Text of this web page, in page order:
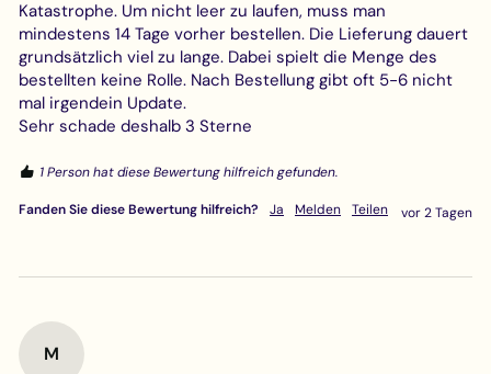
Katastrophe. Um nicht leer zu laufen, muss man
mindestens 14 Tage vorher bestellen. Die Lieferung dauert
grundsätzlich viel zu lange. Dabei spielt die Menge des
bestellten keine Rolle. Nach Bestellung gibt oft 5-6 nicht
mal irgendein Update.
Sehr schade deshalb 3 Sterne
1 Person hat diese Bewertung hilfreich gefunden.
Fanden Sie diese Bewertung hilfreich? Ja Melden Teilen vor 2 Tagen
M